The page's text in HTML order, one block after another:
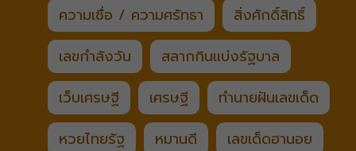
ความเชื่อ / ความศรัทธา
สิ่งศักดิ์สิทธิ์
เลขกำลังวัน
สลากกินแบ่งรัฐบาล
เว็บเศรษฐี
เศรษฐี
ทำนายฝันเลขเด็ด
หวยไทยรัฐ
หมานดี
เลขเด็ดฮานอย